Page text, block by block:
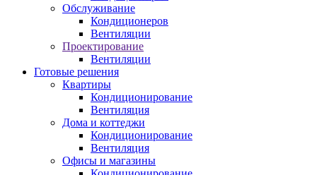
Обслуживание
Кондиционеров
Вентиляции
Проектирование
Вентиляции
Готовые решения
Квартиры
Кондиционирование
Вентиляция
Дома и коттеджи
Кондиционирование
Вентиляция
Офисы и магазины